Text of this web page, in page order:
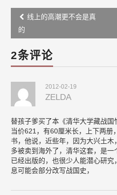
Post
navigation
线上的高潮更不会是真
的
2条评论
2012-02-19
ZELDA
替孩子爹买了本《清华大学藏战
当价621，有60厘米长，上下两册
书，他说，近些年，因为大兴土
多被卖到海外了，清华这套，是一
已经出版的，也很少人能潜心研
息可能会部分改写战国史，